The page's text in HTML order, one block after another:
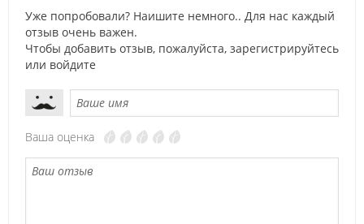
Уже попробовали? Наишите немного.. Для нас каждый
отзыв очень важен.
Чтобы добавить отзыв, пожалуйста, зарегистрируйтесь
или войдите
Ваша оценка